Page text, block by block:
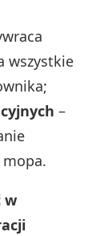
wszystkie
–
mopa.
w